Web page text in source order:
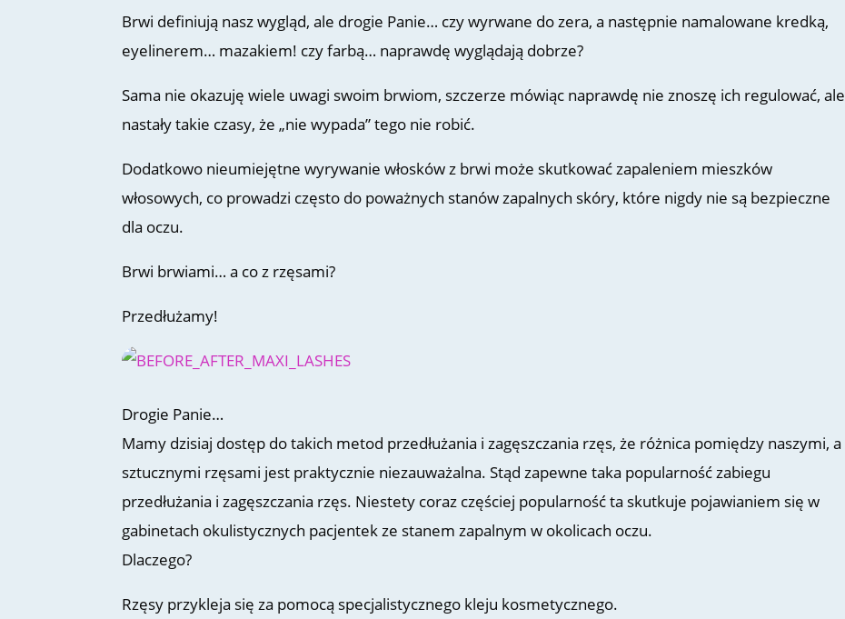
Brwi definiują nasz wygląd, ale drogie Panie… czy wyrwane do zera, a następnie namalowane kredką,
eyelinerem… mazakiem! czy farbą… naprawdę wyglądają dobrze?
Sama nie okazuję wiele uwagi swoim brwiom, szczerze mówiąc naprawdę nie znoszę ich regulować, ale
nastały takie czasy, że „nie wypada” tego nie robić.
Dodatkowo nieumiejętne wyrywanie włosków z brwi może skutkować zapaleniem mieszków
włosowych, co prowadzi często do poważnych stanów zapalnych skóry, które nigdy nie są bezpieczne
dla oczu.
Brwi brwiami… a co z rzęsami?
Przedłużamy!
Drogie Panie…
Mamy dzisiaj dostęp do takich metod przedłużania i zagęszczania rzęs, że różnica pomiędzy naszymi, a
sztucznymi rzęsami jest praktycznie niezauważalna. Stąd zapewne taka popularność zabiegu
przedłużania i zagęszczania rzęs. Niestety coraz częściej popularność ta skutkuje pojawianiem się w
gabinetach okulistycznych pacjentek ze stanem zapalnym w okolicach oczu.
Dlaczego?
Rzęsy przykleja się za pomocą specjalistycznego kleju kosmetycznego.